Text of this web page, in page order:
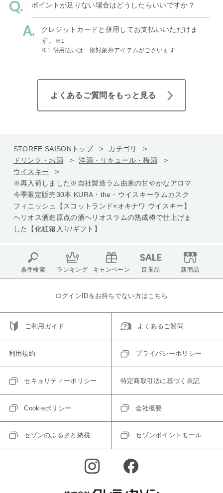
ポイントが足りない場合はどうしたらいいですか？
クレジットカードと併用してお支払いいただけま
す。
※1
※1 併用払いは一部対象外アイテムがございます
よくあるご質問をもっと見る
STOREE SAISONトップ
カテゴリ
ドリンク・お酒
洋酒・リキュール・梅酒
ウイスキー
※再入荷しました※自社製造ラム由来の甘やかなアロマ
今季限定販売30本 KURA・the・ウイスキーラムカスク
フィニッシュ【スコットランド×オキナワ ウイスキー】
ヘリオス酒造原点の酒ヘリオスラムの熟成樽で仕上げま
した【化粧箱入り/ギフト】
条件検索 ランキング キャンペーン 目玉品 新商品
ログインIDをお持ちでない方はこちら
ご利用ガイド よくあるご質問
利用規約 プライバシーポリシー
セキュリティーポリシー 特定商取引法に基づく表記
Cookieポリシー 会社概要
セゾンのふるさと納税 セゾンポイントモール